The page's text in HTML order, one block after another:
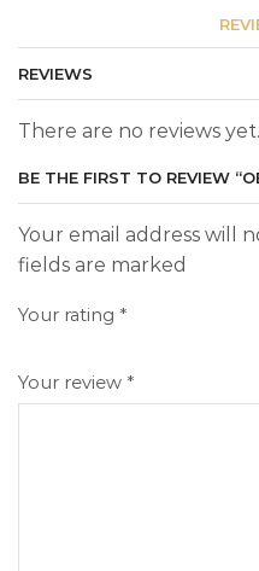
REVIEWS
There are no reviews yet.
BE THE FIRST TO REVIEW
Your email address will
fields are marked
Your rating *
Your review *